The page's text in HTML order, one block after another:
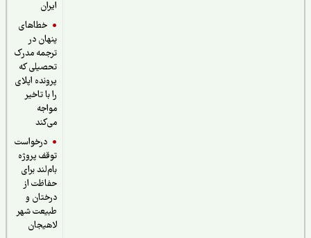
خطاهای
پنهان در
ترجمه مدرک
تحصیلی که
پرونده اپلای
را با تاخیر
درخواست
توقف پروژه
بام‌لند برای
حفاظت از
درختان و
طبیعت شهر
لاهیجان